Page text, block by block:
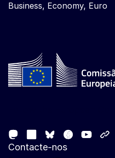
Business, Economy, Euro
MastodonLinkedIn
Bluesky
Facebook
Youtube
Contacte-nos